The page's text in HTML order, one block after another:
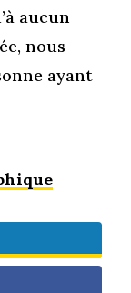
aucun
nous
ayant